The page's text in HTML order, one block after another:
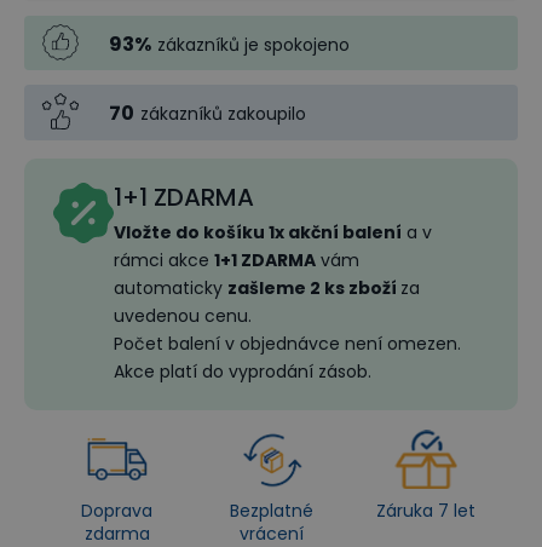
93% zákazníků je spokojeno
70 zákazníků zakoupilo
1+1 ZDARMA
Vložte do košíku 1x akční balení a v
rámci akce 1+1 ZDARMA vám
automaticky zašleme 2 ks zboží za
uvedenou cenu.
Počet balení v objednávce není omezen.
Akce platí do vyprodání zásob.
Doprava
zdarma
Bezplatné
vrácení
Záruka 7 let